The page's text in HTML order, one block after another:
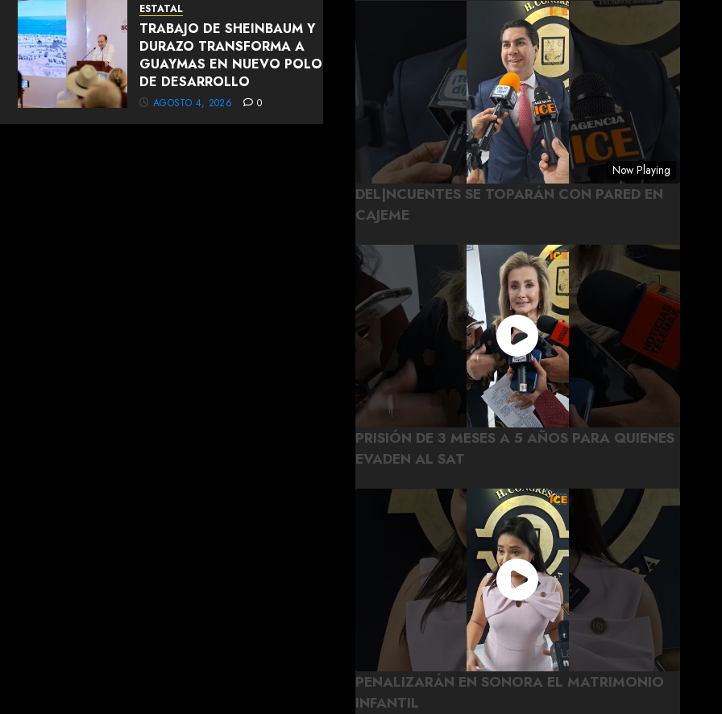
ESTATAL
TRABAJO DE SHEINBAUM Y
DURAZO TRANSFORMA A
GUAYMAS EN NUEVO POLO
DE DESARROLLO
AGOSTO 4, 2026 0
Now Playing
DEL|NCUENTES SE TOPARÁN CON PARED EN
CAJEME
PRISIÓN DE 3 MESES A 5 AÑOS PARA QUIENES
EVADEN AL SAT
PENALIZARÁN EN SONORA EL MATRIMONIO
INFANTIL